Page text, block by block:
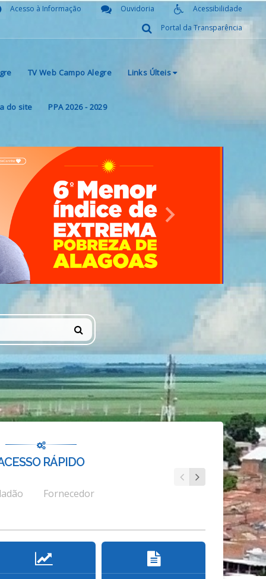
Acessibilidade
Ouvidoria
Acesso à Informação
Portal da Transparência
TV Web Campo Alegre Links Últeis
do site PPA 2026 - 2029
Next
Secretaria
RÁPIDO
Fornecedor